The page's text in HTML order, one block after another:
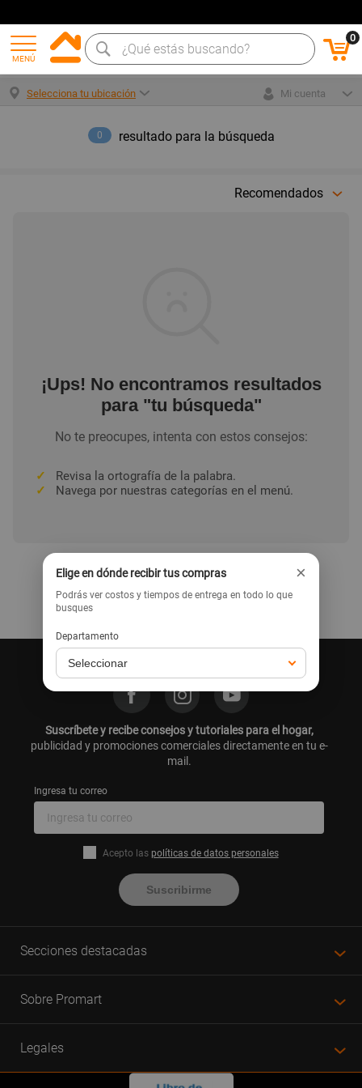
MENÚ
0
Selecciona tu ubicación Mi cuenta
0 resultado para la búsqueda
Recomendados
¡Ups! No encontramos resultados
para "tu búsqueda"
No te preocupes, intenta con estos consejos:
✓
Revisa la ortografía de la palabra.
✓
Navega por nuestras categorías en el menú.
Ir a la home
Síguenos en nuestras redes:
Suscríbete y recibe consejos y tutoriales para el hogar,
publicidad y promociones comerciales directamente en tu e-
mail.
Ingresa tu correo
Acepto las políticas de datos personales
Suscribirme
Secciones destacadas
Sobre Promart
Legales
Elige en dónde recibir tus compras ×
Podrás ver costos y tiempos de entrega en todo lo que
busques
Departamento